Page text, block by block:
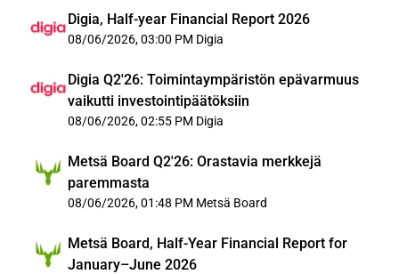
Digia, Half-year Financial Report 2026
08/06/2026, 03:00 PM Digia
Digia Q2'26: Toimintaympäristön epävarmuus
vaikutti investointipäätöksiin
08/06/2026, 02:55 PM Digia
Metsä Board Q2'26: Orastavia merkkejä
paremmasta
08/06/2026, 01:48 PM Metsä Board
Metsä Board, Half-Year Financial Report for
January–June 2026